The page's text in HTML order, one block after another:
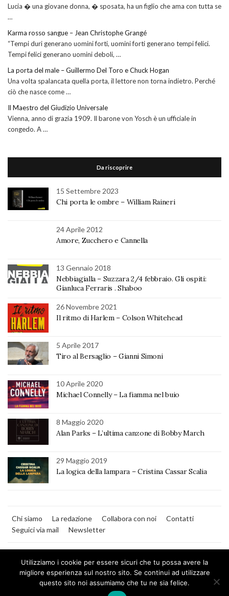
Lucia � una giovane donna, � sposata, ha un figlio che ama con tutta se
…
Karma rosso sangue – Jean Christophe Grangé
“Tempi duri generano uomini forti, uomini forti generano tempi felici.
Tempi felici generano uomini deboli, …
La porta del male – Guillermo Del Toro e Chuck Hogan
Una volta spalancata quella porta, il lettore non torna indietro. Perché
ciò che nasce come …
Il Maestro del Giudizio Universale
Vienna, anno di grazia 1909. Il barone von Yosch è un ufficiale in
congedo. A …
Da riscoprire
15 Settembre 2023
Chi porta le ombre – William Raineri
24 Aprile 2012
Amore, Zucchero e Cannella
13 Gennaio 2018
Nebbiagialla – Suzzara 2/4 febbraio. Gli ospiti:
Gianluca Ferraris . Shaboo
26 Novembre 2021
Il ritmo di Harlem – Colson Whitehead
5 Aprile 2017
Tiro al Bersaglio – Gianni Simoni
10 Aprile 2020
Michael Connelly – La fiamma nel buio
8 Maggio 2020
Alan Parks – L’ultima canzone di Bobby March
29 Maggio 2019
La logica della lampara – Cristina Cassar Scalia
Chi siamo La redazione Collabora con noi
Contatti
Seguici via mail
Newsletter
MilanoNera
Utilizziamo i cookie per essere sicuri che tu possa avere la
migliore esperienza sul nostro sito. Se continui ad utilizzare
questo sito noi assumiamo che tu ne sia felice.